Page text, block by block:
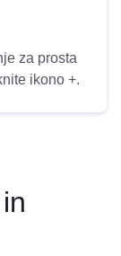
za prosta
ikono +.